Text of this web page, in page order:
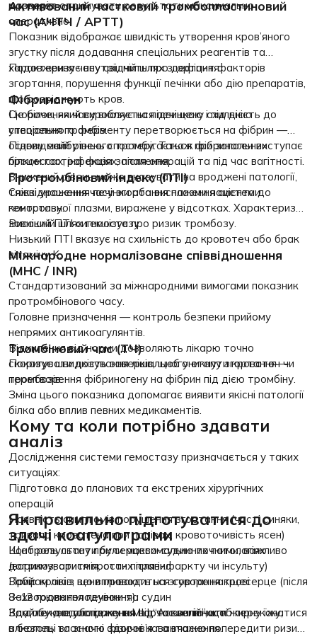
дозволяє отримувати результати максимально
оперативно.
маркерів.
Активований частковий тромбопластиновий
час (АЧТЧ / APTT)
Показник відображає швидкість утворення кров’яного
згустку після додавання спеціальних реагентів та
характеризує внутрішній шлях згортання.
Подовження часу свідчить про дефіцит факторів
згортання, порушення функції печінки або дію препаратів,
що розріджують кров.
Скорочення часу вказує на підвищену схильність до
утворення тромбів.
Фібриноген
Це білок, який виробляється печінкою і під дією
спеціального ферменту перетворюється на фібрин —
основу майбутнього тромбу. Також фібриноген виступає
білком гострої фази запалення.
Підвищений рівень спостерігається при запальних
процессах, інфекціях, після операцій та під час вагітності.
Знижений рівень може вказувати на вроджені патології,
тяжкі ураження печінки або виснаження системи
гемостазу.
Протромбіновий індекс (ПТІ)
Співвідношення часу згортання плазми пацієнта до
контрольної плазми, виражене у відсотках. Характеризує
зовнішній шлях гемостазу.
Високий ПТІ сигналізує про ризик тромбозу.
Низький ПТІ вказує на схильність до кровотеч або брак
вітаміну K.
Міжнародне нормалізоване співвідношення
(МНС / INR)
Стандартизований за міжнародними вимогами показник
протромбінового часу.
Головне призначення — контроль безпеки прийому
непрямих антикоагулянтів.
Відхилення від норми дозволяють лікарю точно
скоригувати дозування ліків, щоб уникнути кровотеч чи
тромбозів.
Тромбіновий час (ТЧ)
Показує швидкість завершального етапу згортання —
перетворення фібриногену на фібрин під дією тромбіну.
Зміна цього показника допомагає виявити якісні патології
білка або вплив певних медикаментів.
Кому та коли потрібно здавати
аналіз
Дослідження системи гемостазу призначається у таких
ситуаціях:
Підготовка до планових та екстрених хірургічних
операцій
Наявність симптомів порушення згортання (часті синяки,
тривала кровотеча при порізах, кровоточивість ясен)
Контроль стану при серцево-судинних патологіях
(варикоз, аритмія, стан після інфаркту чи інсульту)
Прийом ліків, що впливають на згортання крові
Захворювання печінки та судин
Комплексне обстеження під час вагітності
Як правильно підготуватися до
здачі коагулограми
Щоб результати були максимально точними, важливо
дотримуватися простих правил:
Забір крові з вени проводиться суворо натщесерце (після
8–12 годин голодування).
За добу до дослідження варто виключити жирну їжу,
алкоголь та значні фізичні навантаження.
Здайте коагулограму в МЦ “Асклепій”, щоб переконатися
в безпеці власного здоров’я та вчасно попередити ризики